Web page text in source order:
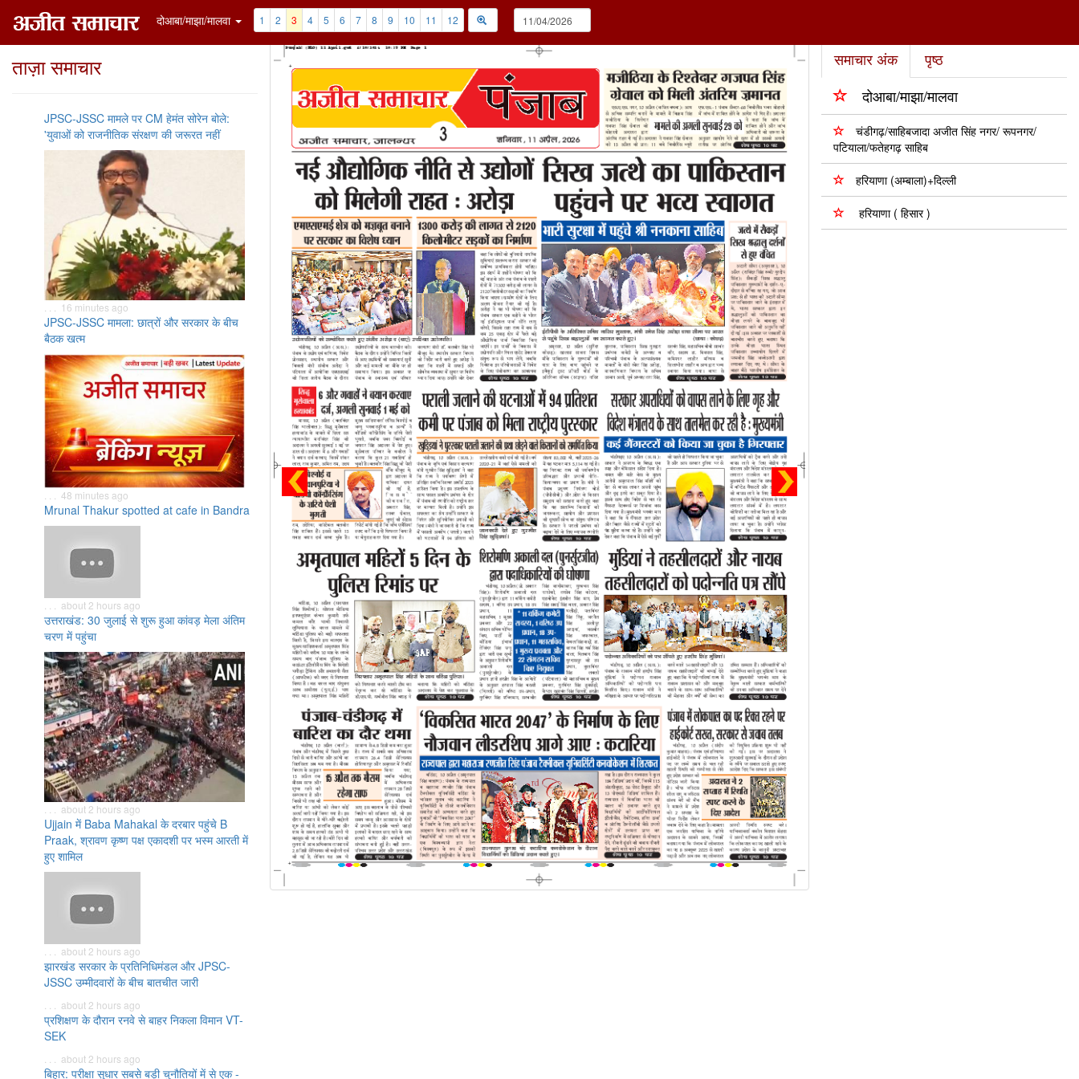
दोआबा/माझा/मालवा 1 2 3 4 5 6 7 8 9 10 11 12
ताज़ा समाचार
JPSC-JSSC मामले पर CM हेमंत सोरेन बोले:
'युवाओं को राजनीतिक संरक्षण की जरूरत नहीं
. . . 16 minutes ago
JPSC-JSSC मामला: छात्रों और सरकार के बीच
बैठक खत्म
. . . 48 minutes ago
Mrunal Thakur spotted at cafe in Bandra
. . . about 2 hours ago
उत्तराखंड: 30 जुलाई से शुरू हुआ कांवड़ मेला अंतिम
चरण में पहुंचा
. . . about 2 hours ago
Ujjain में Baba Mahakal के दरबार पहुंचे B
Praak, श्रावण कृष्ण पक्ष एकादशी पर भस्म आरती में
हुए शामिल
. . . about 2 hours ago
झारखंड सरकार के प्रतिनिधिमंडल और JPSC-
JSSC उम्मीदवारों के बीच बातचीत जारी
. . . about 2 hours ago
प्रशिक्षण के दौरान रनवे से बाहर निकला विमान VT-
SEK
. . . about 2 hours ago
बिहार: परीक्षा सुधार सबसे बड़ी चुनौतियों में से एक -
समाचार अंक
पृष्ठ
दोआबा/माझा/मालवा
चंडीगढ़/साहिबजादा अजीत सिंह नगर/ रूपनगर/
पटियाला/फतेहगढ़ साहिब
हरियाणा (अम्बाला)+दिल्ली
हरियाणा ( हिसार )